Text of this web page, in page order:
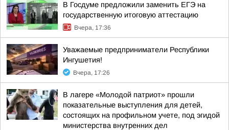
В Госдуме предложили заменить ЕГЭ на
государственную итоговую аттестацию
Вчера, 17:36
Уважаемые предприниматели Республики
Ингушетия!
Вчера, 17:26
В лагере «Молодой патриот» прошли
показательные выступления для детей,
состоящих на профильном учете, под эгидой
министерства внутренних дел